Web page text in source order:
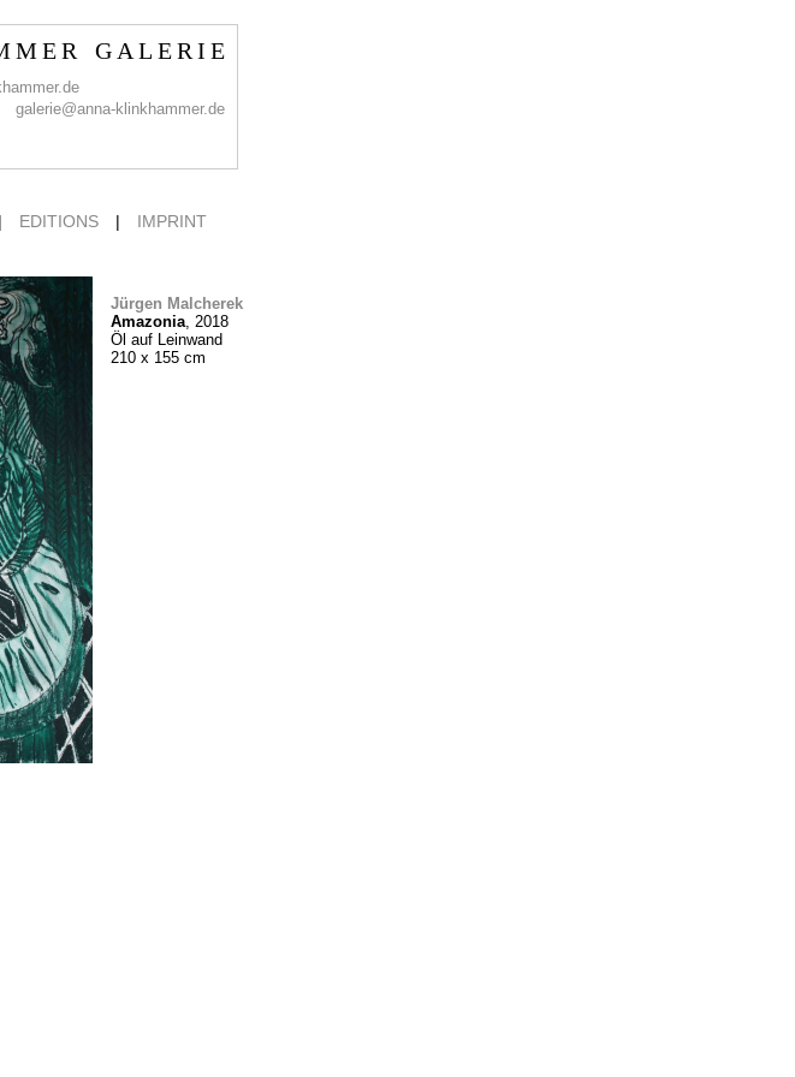
M E R G A L E R I E
galerie@anna-klinkhammer.de
| EDITIONS | IMPRINT
Jürgen Malcherek
Amazonia, 2018
Öl auf Leinwand
210 x 155 cm